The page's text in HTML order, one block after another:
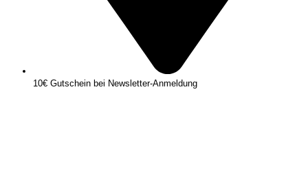
10€ Gutschein bei Newsletter-Anmeldung